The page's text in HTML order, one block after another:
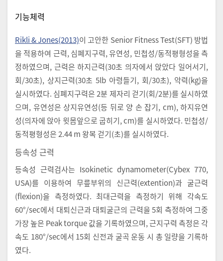
기능체력
Rikli & Jones(2013)이 고안한 Senior Fitness Test(SFT) 방법
을 적용하여 근력, 심폐지구력, 유연성, 민첩성/동적평형성을 측
정하였으며, 근력은 하지근력(30초 의자에서 앉았다 일어서기,
회/30초), 상지근력(30초 5lb 아령들기, 회/30초), 악력(kg)을
실시하였다. 심폐지구력은 2분 제자리 걷기(회/2분)를 실시하였
으며, 유연성은 상지유연성(등 뒤로 양 손 잡기, cm), 하지유연
성(의자에 앉아 윗몸앞으로 굽히기, cm)를 실시하였다. 민첩성/
동적평형성은 2.44 m 왕복 걷기(초)를 실시하였다.
등속성 근력
등속성 근력검사는 Isokinetic dynamometer(Cybex 770,
USA)를 이용하여 무릎부위의 신근력(extention)과 굴근력
(flexion)을 측정하였다. 최대근력을 측정하기 위해 각속도
60°/sec에서 대퇴신근과 대퇴굴근의 근력을 5회 측정하여 그중
가장 높은 Peak torque 값을 기록하였으며, 근지구력 측정은 각
속도 180°/sec에서 15회 신전과 굴곡 운동 시 총 일량을 기록하
였다.